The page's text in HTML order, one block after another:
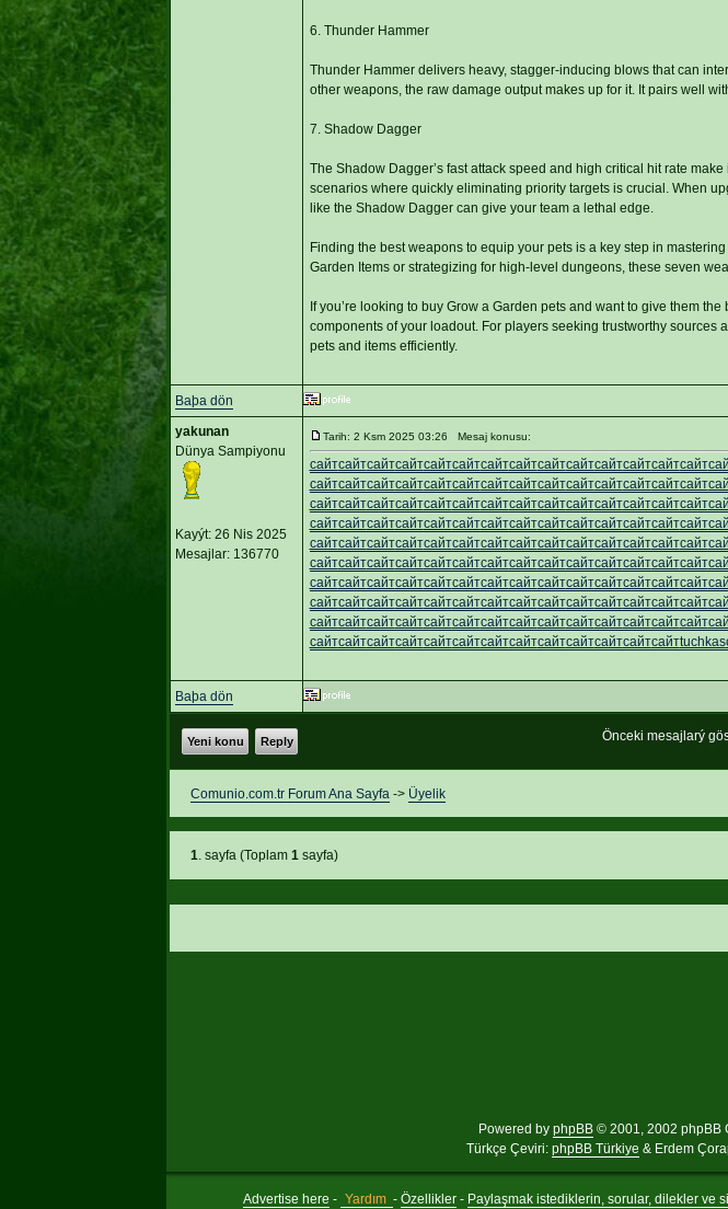
6. Thunder Hammer
Thunder Hammer delivers heavy, stagger-inducing blows that can
other weapons, the raw damage output makes up for it. It pairs well
7. Shadow Dagger
The Shadow Dagger’s fast attack speed and high critical hit rate
scenarios where quickly eliminating priority targets is crucial. When
like the Shadow Dagger can give your team a lethal edge.
Finding the best weapons to equip your pets is a key step in
Garden Items or strategizing for high-level dungeons, these seven
If you’re looking to buy Grow a Garden pets and want to give them
components of your loadout. For players seeking trustworthy sources
pets and items efficiently.
Baþa dön
yakunan
Dünya Sampiyonu
Kayýt: 26 Nis 2025
Mesajlar: 136770
Tarih: 2 Ksm 2025 03:26 Mesaj konusu:
сайтсайтсайтсайтсайтсайтсайтсайтсайтсайтсайтсайтсайтсайт
сайтсайтсайтсайтсайтсайтсайтсайтсайтсайтсайтсайтсайтсайт
сайтсайтсайтсайтсайтсайтсайтсайтсайтсайтсайтсайтсайтсайт
сайтсайтсайтсайтсайтсайтсайтсайтсайтсайтсайтсайтсайтсайт
сайтсайтсайтсайтсайтсайтсайтсайтсайтсайтсайтсайтсайтсайт
сайтсайтсайтсайтсайтсайтсайтсайтсайтсайтсайтсайтсайтсайт
сайтсайтсайтсайтсайтсайтсайтсайтсайтсайтсайтсайтсайтсайт
сайтсайтсайтсайтсайтсайтсайтсайтсайтсайтсайтсайтсайтсайт
сайтсайтсайтсайтсайтсайтсайтсайтсайтсайтсайтсайтсайтсайт
сайтсайтсайтсайтсайтсайтсайтсайтсайтсайтсайтсайтсайтtuchkas
Baþa dön
Önceki mesajlarý
Yeni konu Reply
Comunio.com.tr Forum Ana Sayfa -> Üyelik
1. sayfa (Toplam 1sayfa)
Powered by phpBB © 2001, 2002 phpBB
Türkçe Çeviri: phpBB Türkiye & Erdem
Advertise here - Yardım -Özellikler - Paylaşmak istediklerin, sorular, dilekler ve